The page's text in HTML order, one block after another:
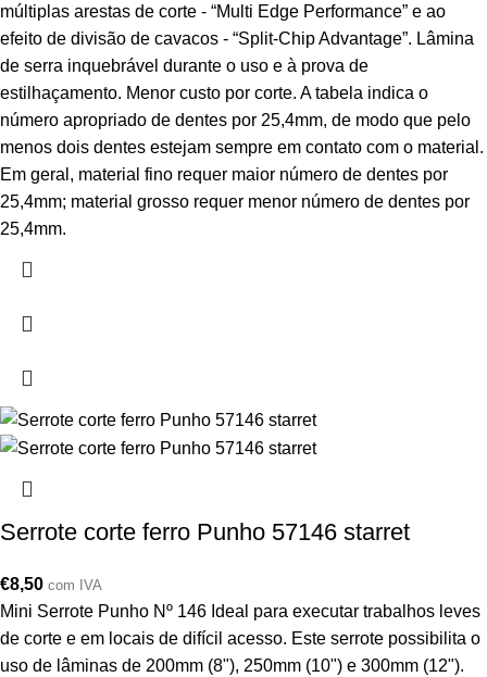
múltiplas arestas de corte - “Multi Edge Performance” e ao
efeito de divisão de cavacos - “Split-Chip Advantage”. Lâmina
de serra inquebrável durante o uso e à prova de
estilhaçamento. Menor custo por corte. A tabela indica o
número apropriado de dentes por 25,4mm, de modo que pelo
menos dois dentes estejam sempre em contato com o material.
Em geral, material fino requer maior número de dentes por
25,4mm; material grosso requer menor número de dentes por
25,4mm.
Serrote corte ferro Punho 57146 starret
€8,50 com IVA
Mini Serrote Punho Nº 146 Ideal para executar trabalhos leves
de corte e em locais de difícil acesso. Este serrote possibilita o
uso de lâminas de 200mm (8"), 250mm (10") e 300mm (12").